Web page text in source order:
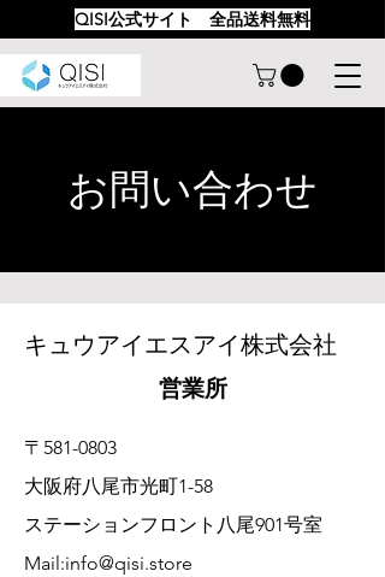
QISI公式サイト 全品送料無料
お問い合わせ
キュウアイエスアイ株式会社
営業所
〒581-0803
大阪府八尾市光町1-58
ステーションフロント八尾901号室
Mail:info@qisi.store